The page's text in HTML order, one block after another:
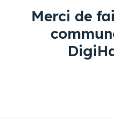
Merci de